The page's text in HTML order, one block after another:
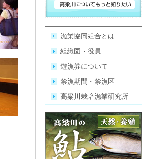
漁業協同組合とは
組織図・役員
遊漁券について
禁漁期間・禁漁区
高梁川栽培漁業研究所